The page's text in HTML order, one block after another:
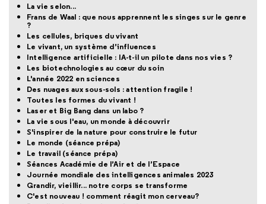
La vie selon...
Frans de Waal : que nous apprennent les singes sur le genre
?
Les cellules, briques du vivant
Le vivant, un système d’influences
Intelligence artificielle : IA-t-il un pilote dans nos vies ?
Les biotechnologies au cœur du soin
L'année 2022 en sciences
Des nuages aux sous-sols : attention fragile !
Toutes les formes du vivant !
Laser et Big Bang dans un labo ?
La vie sous l'eau, un monde à découvrir
S'inspirer de la nature pour construire le futur
Le monde (séance prépa)
Le travail (séance prépa)
Séances Académie de l’Air et de l’Espace
Journée mondiale des intelligences animales 2023
Grandir, vieillir... notre corps se transforme
C'est nouveau ! comment réagit mon cerveau?